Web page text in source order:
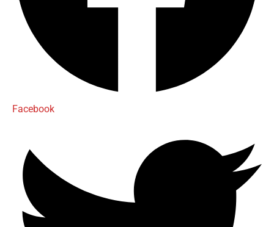
Facebook